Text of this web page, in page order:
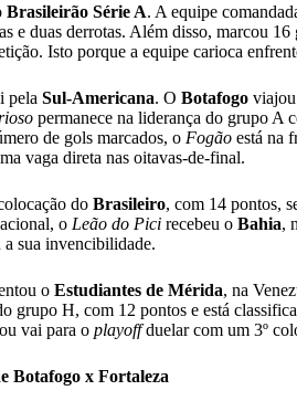
Brasileirão Série A. A equipe
e duas derrotas. Além disso, marcou
Isto porque a equipe carioca
pela Sul-Americana. O Botafogo
permanece na liderança do grupo A
de gols marcados, o Fogão está na
vaga direta nas oitavas-de-final.
do Brasileiro, com 14 pontos,
o Leão do Pici recebeu o Bahia,
a sua invencibilidade.
o Estudiantes de Mérida, na
grupo H, com 12 pontos e está
vai para o playoffduelar com um 3º
Botafogo x Fortaleza